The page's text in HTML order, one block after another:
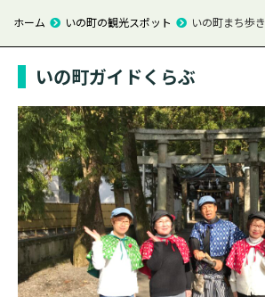
ホーム いの町の観光スポット いの町まち歩き
いの町ガイドくらぶ